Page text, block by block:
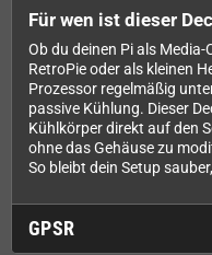
Für wen ist dieser
Ob du deinen Pi als
RetroPie oder als kleinen
Prozessor regelmäßig
passive Kühlung. Dieser
Kühlkörper direkt auf den
ohne das Gehäuse zu
So bleibt dein Setup
GPSR